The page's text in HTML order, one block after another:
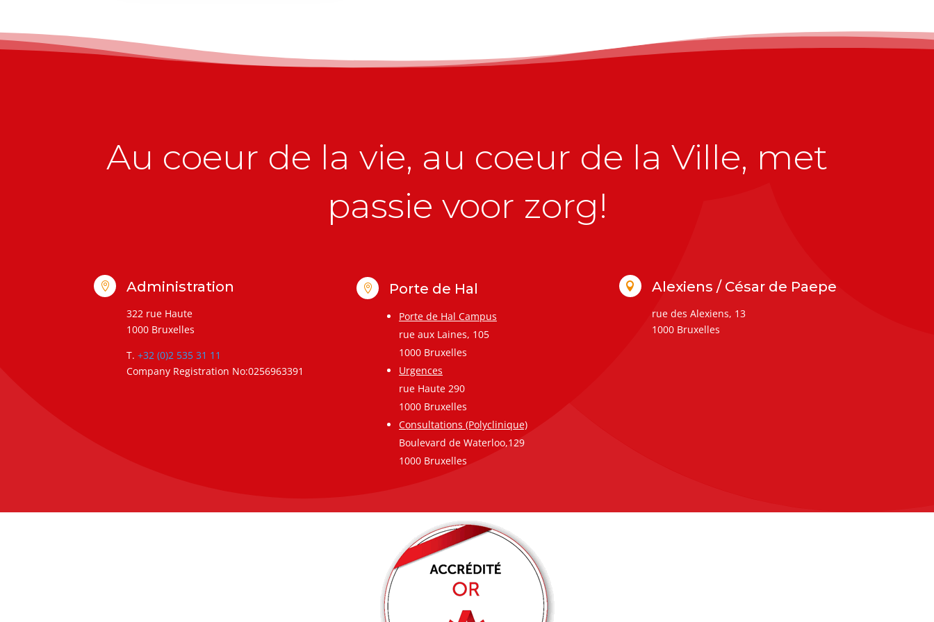
Au coeur de la vie, au coeur de la Ville, met
passie voor zorg!
 Administration
322 rue Haute
1000 Bruxelles
T. +32 (0)2 535 31 11
Company Registration No:0256963391
 Porte de Hal
Porte de Hal Campus
rue aux Laines, 105
1000 Bruxelles
Urgences
rue Haute 290
1000 Bruxelles
Consultations (Polyclinique)
Boulevard de Waterloo,129
1000 Bruxelles
 Alexiens / César de Paepe
rue des Alexiens, 13
1000 Bruxelles